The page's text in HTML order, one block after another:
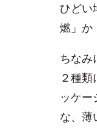
ひどい
燃」か
ちなみ
２種
ッケー
な、薄